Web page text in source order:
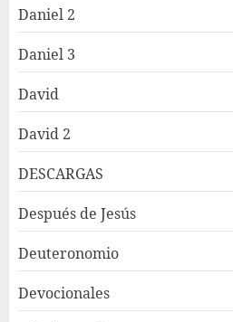
Daniel 2
Daniel 3
David
David 2
DESCARGAS
Después de Jesús
Deuteronomio
Devocionales